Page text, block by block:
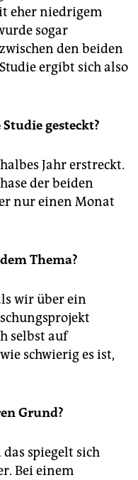
eher niedrigem
sogar
den beiden
ergibt sich also
gesteckt?
Jahr erstreckt.
der beiden
nur einen Monat
Thema?
wir über ein
selbst auf
schwierig es ist,
Grund?
spiegelt sich
Bei einem